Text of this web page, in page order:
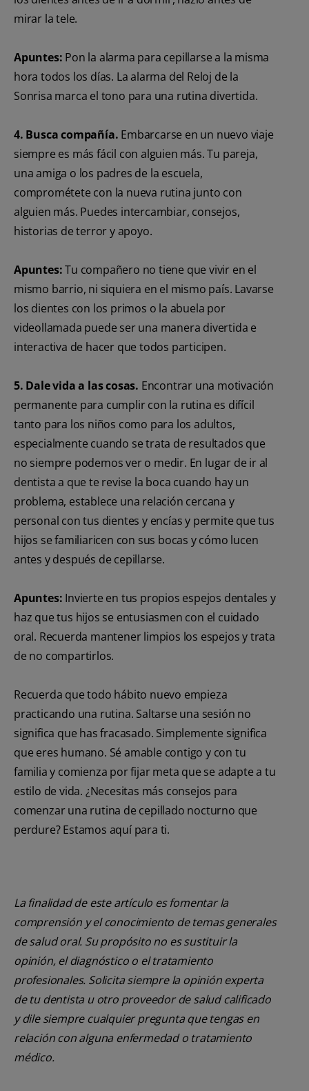
mirar la tele.
Apuntes: Pon la alarma para cepillarse a la misma
hora todos los días. La alarma del Reloj de la
Sonrisa marca el tono para una rutina divertida.
4. Busca compañía. Embarcarse en un nuevo viaje
siempre es más fácil con alguien más. Tu pareja,
una amiga o los padres de la escuela,
comprométete con la nueva rutina junto con
alguien más. Puedes intercambiar, consejos,
historias de terror y apoyo.
Apuntes:Tu compañero no tiene que vivir en el
mismo barrio, ni siquiera en el mismo país. Lavarse
los dientes con los primos o la abuela por
videollamada puede ser una manera divertida e
interactiva de hacer que todos participen.
5. Dale vida a las cosas. Encontrar una motivación
permanente para cumplir con la rutina es difícil
tanto para los niños como para los adultos,
especialmente cuando se trata de resultados que
no siempre podemos ver o medir. En lugar de ir al
dentista a que te revise la boca cuando hay un
problema, establece una relación cercana y
personal con tus dientes y encías y permite que tus
hijos se familiaricen con sus bocas y cómo lucen
antes y después de cepillarse.
Apuntes: Invierte en tus propios espejos dentales y
haz que tus hijos se entusiasmen con el cuidado
oral. Recuerda mantener limpios los espejos y trata
de no compartirlos.
Recuerda que todo hábito nuevo empieza
practicando una rutina. Saltarse una sesión no
significa que has fracasado. Simplemente significa
que eres humano. Sé amable contigo y con tu
familia y comienza por fijar meta que se adapte a tu
estilo de vida. ¿Necesitas más consejos para
comenzar una rutina de cepillado nocturno que
perdure? Estamos aquí para ti.
La finalidad de este artículo es fomentar la
comprensión y el conocimiento de temas generales
de salud oral. Su propósito no es sustituir la
opinión, el diagnóstico o el tratamiento
profesionales. Solicita siempre la opinión experta
de tu dentista u otro proveedor de salud calificado
y dile siempre cualquier pregunta que tengas en
relación con alguna enfermedad o tratamiento
médico.